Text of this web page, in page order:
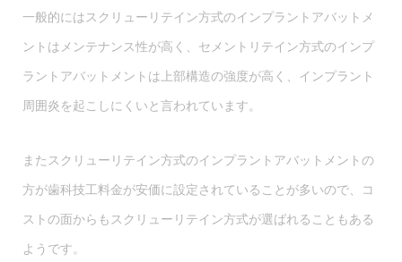
一般的にはスクリューリテイン方式のインプラントアバットメ
ントはメンテナンス性が高く、セメントリテイン方式のインプ
ラントアバットメントは上部構造の強度が高く、インプラント
周囲炎を起こしにくいと言われています。
またスクリューリテイン方式のインプラントアバットメントの
方が歯科技工料金が安価に設定されていることが多いので、コ
ストの面からもスクリューリテイン方式が選ばれることもある
ようです。